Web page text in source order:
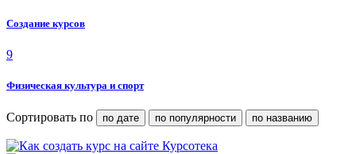
Создание курсов
9
Физическая культура и спорт
Сортировать по по дате по популярности по названию